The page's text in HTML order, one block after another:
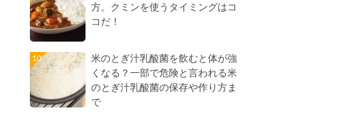
方。クミンを使うタイミングはコ
コだ！
米のとぎ汁乳酸菌を飲むと体が強
くなる？一部で危険と言われる米
のとぎ汁乳酸菌の保存や作り方ま
で